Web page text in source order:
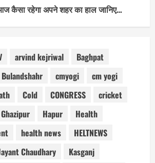
कैसा रहेगा अपने शहर का हाल जानिए…
arvind kejriwal
Baghpat
Bulandshahr cmyogi
cm yogi
Cold CONGRESS
cricket
Ghazipur Hapur
Health
health news
HELTNEWS
Chaudhary
Kasganj